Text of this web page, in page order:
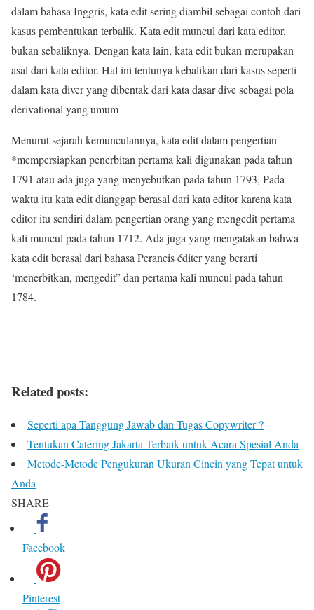
dalam bahasa Inggris, kata edit sering diambil sebagai contoh dari
kasus pembentukan terbalik. Kata edit muncul dari kata editor,
bukan sebaliknya. Dengan kata lain, kata edit bukan merupakan
asal dari kata editor. Hal ini tentunya kebalikan dari kasus seperti
dalam kata diver yang dibentak dari kata dasar dive sebagai pola
derivational yang umum
Menurut sejarah kemunculannya, kata edit dalam pengertian
*mempersiapkan penerbitan pertama kali digunakan pada tahun
1791 atau ada juga yang menyebutkan pada tahun 1793, Pada
waktu itu kata edit dianggap berasal dari kata editor karena kata
editor itu sendiri dalam pengertian orang yang mengedit pertama
kali muncul pada tahun 1712. Ada juga yang mengatakan bahwa
kata edit berasal dari bahasa Perancis éditer yang berarti
‘menerbitkan, mengedit” dan pertama kali muncul pada tahun
1784.
Related posts:
Seperti apa Tanggung Jawab dan Tugas Copywriter ?
Tentukan Catering Jakarta Terbaik untuk Acara Spesial Anda
Metode-Metode Pengukuran Ukuran Cincin yang Tepat untuk
Anda
SHARE
Facebook
Pinterest